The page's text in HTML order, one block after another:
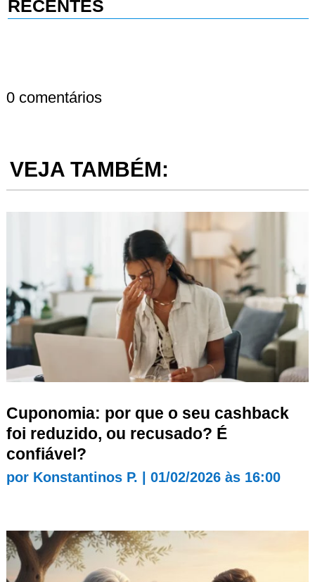
RECENTES
0 comentários
VEJA TAMBÉM:
Cuponomia: por que o seu cashback
foi reduzido, ou recusado? É
confiável?
por Konstantinos P. 01/02/2026 às 16:00